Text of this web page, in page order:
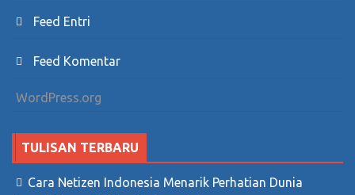
Feed Entri
Feed Komentar
WordPress.org
TULISAN TERBARU
Cara Netizen Indonesia Menarik Perhatian Dunia